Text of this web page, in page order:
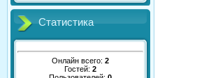
Статистика
Онлайн всего: 2
Гостей: 2